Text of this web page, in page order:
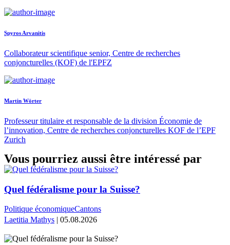
Spyros Arvanitis
Collaborateur scientifique senior, Centre de recherches
conjoncturelles (KOF) de l'EPFZ
Martin Wörter
Professeur titulaire et responsable de la division Économie de
l’innovation, Centre de recherches conjoncturelles KOF de l’EPF
Zurich
Vous pourriez aussi être intéressé par
Quel fédéralisme pour la Suisse?
Politique économiqueCantons
Laetitia Mathys | 05.08.2026